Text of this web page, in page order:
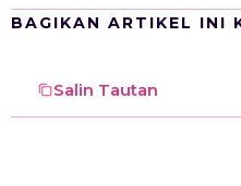
BAGIKAN ARTIKEL INI
Salin Tautan